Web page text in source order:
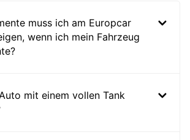
muss ich am Europcar
wenn ich mein Fahrzeug
mit einem vollen Tank